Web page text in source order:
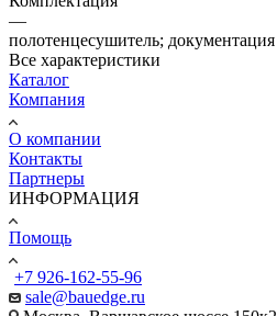
—
полотенцесушитель; документация
Все характеристики
Каталог
Компания
О компании
Контакты
Партнеры
ИНФОРМАЦИЯ
Помощь
+7 926-162-55-96
sale@bauedge.ru